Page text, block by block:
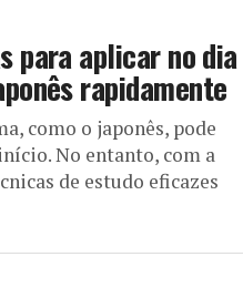
para aplicar no dia
rapidamente
como o japonês, pode
No entanto, com a
de estudo eficazes